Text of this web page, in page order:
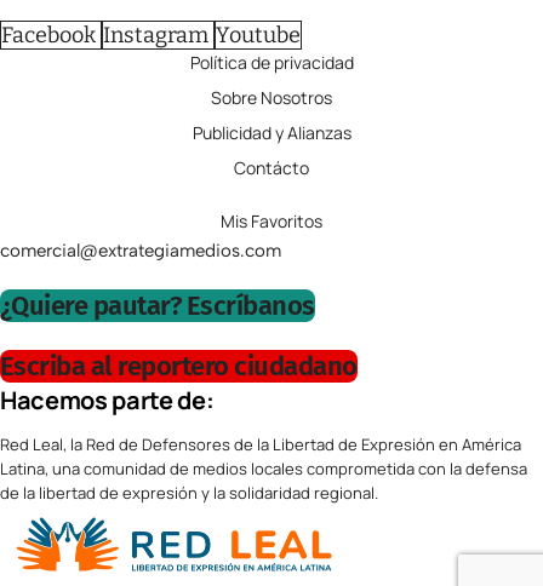
Facebook Instagram Youtube
Política de privacidad
Sobre Nosotros
Publicidad y Alianzas
Contácto
Mis Favoritos
comercial@extrategiamedios.com
¿Quiere pautar? Escríbanos
Escriba al reportero ciudadano
Hacemos parte de:
Red Leal, la Red de Defensores de la Libertad de Expresión en América
Latina, una comunidad de medios locales comprometida con la defensa
de la libertad de expresión y la solidaridad regional.